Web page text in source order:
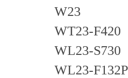
W23
WT23-F420
WL23-S730
WL23-